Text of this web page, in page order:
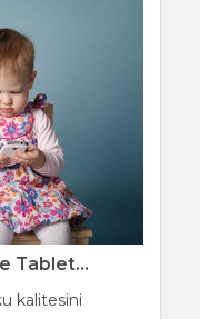
Tablet…
kalitesini